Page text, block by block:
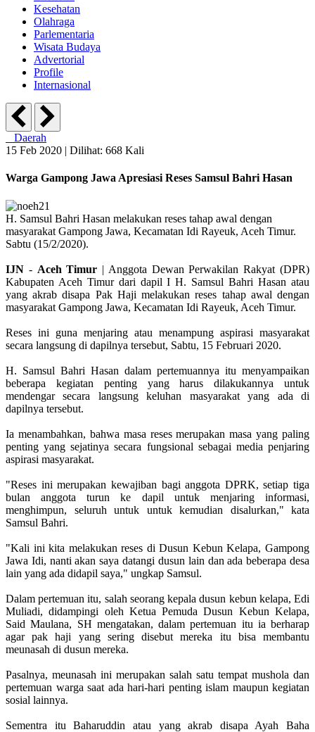
Kesehatan
Olahraga
Parlementaria
Wisata Budaya
Advertorial
Profile
Internasional
Daerah
15 Feb 2020 | Dilihat: 668 Kali
Warga Gampong Jawa Apresiasi Reses Samsul Bahri Hasan
H. Samsul Bahri Hasan melakukan reses tahap awal dengan
masyarakat Gampong Jawa, Kecamatan Idi Rayeuk, Aceh Timur.
Sabtu (15/2/2020).
IJN - Aceh Timur | Anggota Dewan Perwakilan Rakyat (DPR)
Kabupaten Aceh Timur dari dapil I H. Samsul Bahri Hasan atau
yang akrab disapa Pak Haji melakukan reses tahap awal dengan
masyarakat Gampong Jawa, Kecamatan Idi Rayeuk, Aceh Timur.
Reses ini guna menjaring atau menampung aspirasi masyarakat
secara langsung di dapilnya tersebut, Sabtu, 15 Februari 2020.
H. Samsul Bahri Hasan dalam pertemuannya itu menyampaikan
beberapa kegiatan penting yang harus dilakukannya untuk
mendengar secara langsung keluhan masyarakat yang ada di
dapilnya tersebut.
Ia menambahkan, bahwa masa reses merupakan masa yang paling
penting yang sejatinya secara fungsional sebagai media penjaring
aspirasi masyarakat.
"Reses ini merupakan kewajiban bagi anggota DPRK, setiap tiga
bulan anggota turun ke dapil untuk menjaring informasi,
menghimpun, seluruh untuk untuk kemudian disalurkan," kata
Samsul Bahri.
"Kali ini kita melakukan reses di Dusun Kebun Kelapa, Gampong
Jawa Idi, nanti akan saya datangi dusun lain dan ada beberapa desa
lain yang ada didapil saya," ungkap Samsul.
Dalam pertemuan itu, salah seorang kepala dusun kebun kelapa, Edi
Muliadi, didampingi oleh Ketua Pemuda Dusun Kebun Kelapa,
Said Maulana, SH mengatakan, dalam pertemuan itu ia berharap
agar pak haji yang sering disebut mereka itu bisa membantu
meunasah di dusun mereka.
Pasalnya, meunasah ini merupakan salah satu tempat mushola dan
pertemuan warga saat ada hari-hari penting islam maupun kegiatan
sosial lainnya.
Sementra itu Baharuddin atau yang akrab disapa Ayah Baha